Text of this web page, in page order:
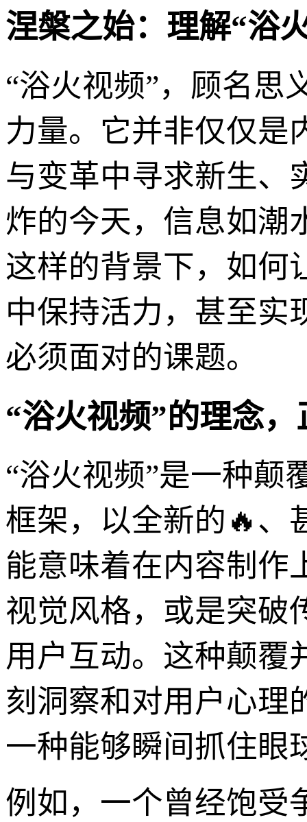
涅槃之始：理解“浴
“浴火视频”，顾名思
力量。它并非仅仅是
与变革中寻求新生、
炸的今天，信息如潮
这样的背景下，如何
中保持活力，甚至实
必须面对的课题。
“浴火视频”的理念
“浴火视频”是一种颠
框架，以全新的🔥、
能意味着在内容制作
视觉风格，或是突破
用户互动。这种颠覆
刻洞察和对用户心理
一种能够瞬间抓住眼
例如，一个曾经饱受